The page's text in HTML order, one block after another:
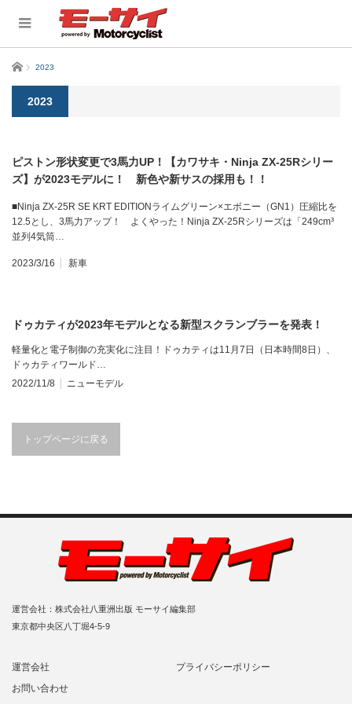
ホーム 2023
2023
ピストン形状変更で3馬力UP！【カワサキ・Ninja ZX-25Rシリー
ズ】が2023モデルに！ 新色や新サスの採用も！！
■Ninja ZX-25R SE KRT EDITIONライムグリーン×エボニー（GN1）圧縮比を
12.5とし、3馬力アップ！ よくやった！Ninja ZX-25Rシリーズは「249cm³
並列4気筒…
2023/3/16 新車
ドゥカティが2023年モデルとなる新型スクランブラーを発表！
軽量化と電子制御の充実化に注目！ドゥカティは11月7日（日本時間8日）、
ドゥカティワールド…
2022/11/8
ニューモデル
トップページに戻る
運営会社：株式会社八重洲出版 モーサイ編集部
東京都中央区八丁堀4-5-9
運営会社
プライバシーポリシー
お問い合わせ